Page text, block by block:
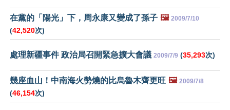
在黨的「陽光」下，周永康又變成了孫子 🖼️ 2009/7/10
(42,520次)
處理新疆事件 政治局召開緊急擴大會議 2009/7/9 (35,293次)
幾座血山！中南海火勢燒的比烏魯木齊更旺 🖼️ 2009/7/8
(46,154次)